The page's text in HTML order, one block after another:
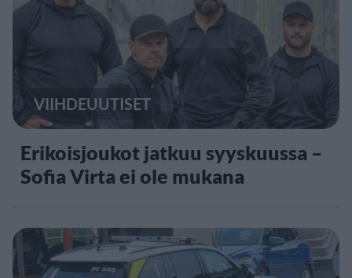
VIIHDEUUTISET
Erikoisjoukot jatkuu syyskuussa –
Sofia Virta ei ole mukana